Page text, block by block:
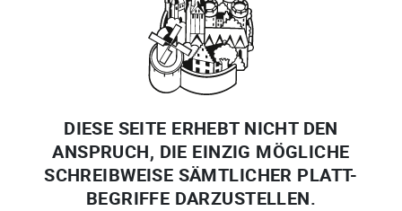
DIESE SEITE ERHEBT NICHT DEN
ANSPRUCH, DIE EINZIG MÖGLICHE
SCHREIBWEISE SÄMTLICHER PLATT-
BEGRIFFE DARZUSTELLEN.